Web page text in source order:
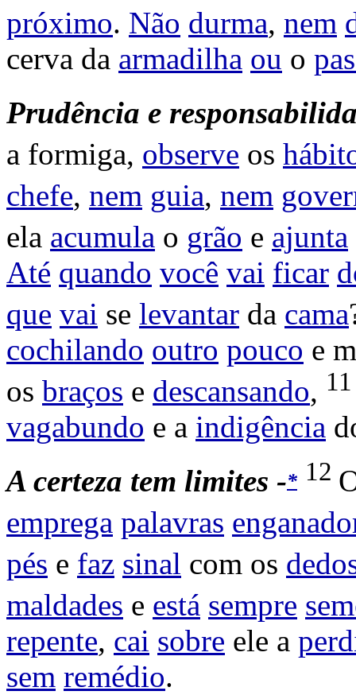
próximo. Não durma, nem
cerva da armadilha ou o
Prudência e
a formiga, observe os
chefe, nem guia, nem
ela acumula o grão e ajunta
Até quando você vai ficar
que vai se levantar da cama
cochilando outro pouco e
os braços e descansando,
vagabundo e a indigência
A certeza tem limites -* 12
emprega palavras
pés e faz sinal com os
maldades e está sempre
repente, cai sobre ele a
sem remédio.